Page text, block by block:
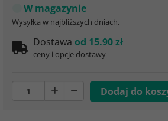
W magazynie
Wysyłka w najbliższych dniach.
Dostawa od 15.90 zł
ceny i opcje dostawy